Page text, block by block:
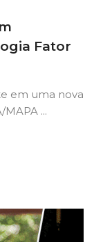
Fator
em uma nova
...